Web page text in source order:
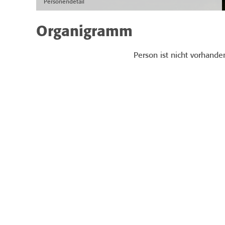
Personendetail
Organigramm
Person ist nicht